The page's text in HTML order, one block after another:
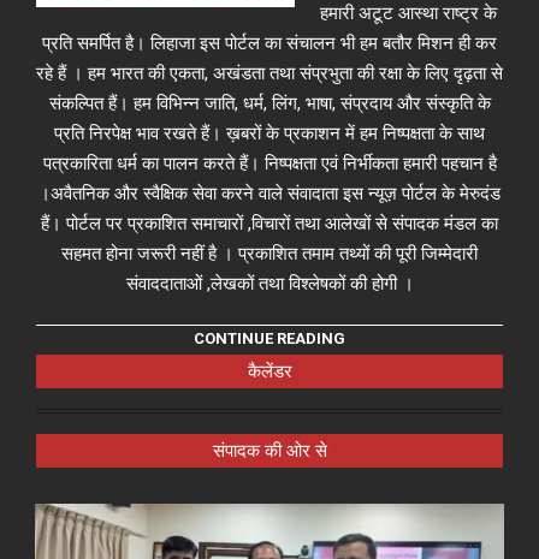
हमारी अटूट आस्था राष्ट्र के
प्रति समर्पित है। लिहाजा इस पोर्टल का संचालन भी हम बतौर मिशन ही कर
रहे हैं । हम भारत की एकता, अखंडता तथा संप्रभुता की रक्षा के लिए दृढ़ता से
संकल्पित हैं। हम विभिन्न जाति, धर्म, लिंग, भाषा, संप्रदाय और संस्कृति के
प्रति निरपेक्ष भाव रखते हैं। ख़बरों के प्रकाशन में हम निष्पक्षता के साथ
पत्रकारिता धर्म का पालन करते हैं। निष्पक्षता एवं निर्भीकता हमारी पहचान है
।अवैतनिक और स्वैक्षिक सेवा करने वाले संवादाता इस न्यूज़ पोर्टल के मेरुदंड
हैं। पोर्टल पर प्रकाशित समाचारों ,विचारों तथा आलेखों से संपादक मंडल का
सहमत होना जरूरी नहीं है । प्रकाशित तमाम तथ्यों की पूरी जिम्मेदारी
संवाददाताओं ,लेखकों तथा विश्लेषकों की होगी ।
CONTINUE READING
कैलेंडर
संपादक की ओर से